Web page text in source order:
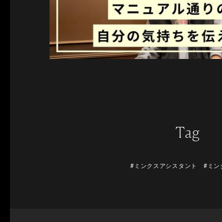
Tag
#ミンクスアシスタント #ミン